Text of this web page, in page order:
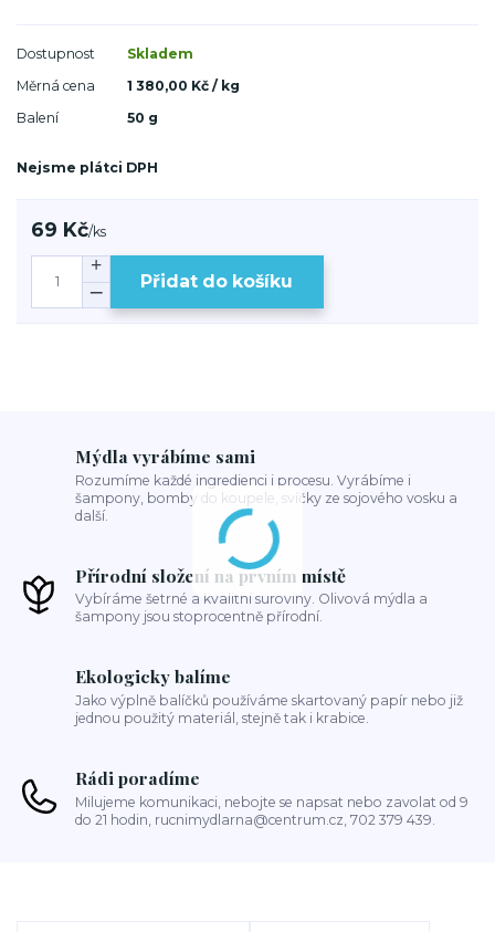
Dostupnost
Skladem
Měrná cena
1 380,00 Kč / kg
Balení
50 g
Nejsme plátci DPH
69 Kč/ks
Přidat do košíku
Mýdla vyrábíme sami
Rozumíme každé ingredienci i procesu. Vyrábíme i
šampony, bomby do koupele, svíčky ze sojového vosku a
další.
Přírodní složení na prvním místě
Vybíráme šetrné a kvalitní suroviny. Olivová mýdla a
šampony jsou stoprocentně přírodní.
Ekologicky balíme
Jako výplně balíčků používáme skartovaný papír nebo již
jednou použitý materiál, stejně tak i krabice.
Rádi poradíme
Milujeme komunikaci, nebojte se napsat nebo zavolat od 9
do 21 hodin, rucnimydlarna@centrum.cz, 702 379 439.